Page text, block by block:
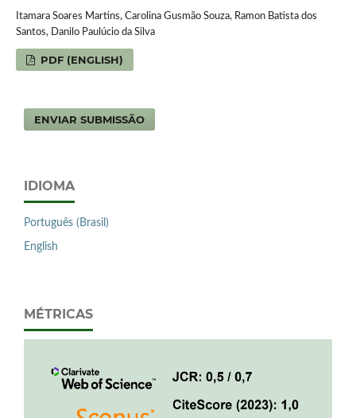
Itamara Soares Martins, Carolina Gusmão Souza, Ramon Batista dos
Santos, Danilo Paulúcio da Silva
PDF (ENGLISH)
ENVIAR SUBMISSÃO
IDIOMA
Português (Brasil)
English
MÉTRICAS